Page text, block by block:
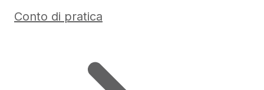
Conto di pratica